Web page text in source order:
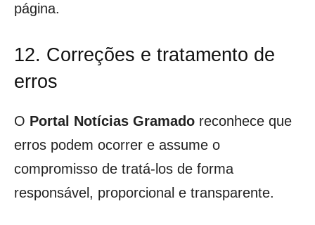
página.
12. Correções e tratamento de
erros
O Portal Notícias Gramado reconhece que
erros podem ocorrer e assume o
compromisso de tratá-los de forma
responsável, proporcional e transparente.